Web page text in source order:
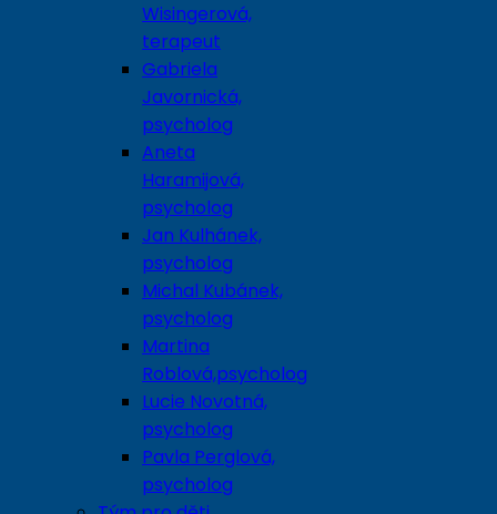
Wisingerová,
terapeut
Gabriela
Javornická,
psycholog
Aneta
Haramijová,
psycholog
Jan Kulhánek,
psycholog
Michal Kubánek,
psycholog
Martina
Roblová,psycholog
Lucie Novotná,
psycholog
Pavla Perglová,
psycholog